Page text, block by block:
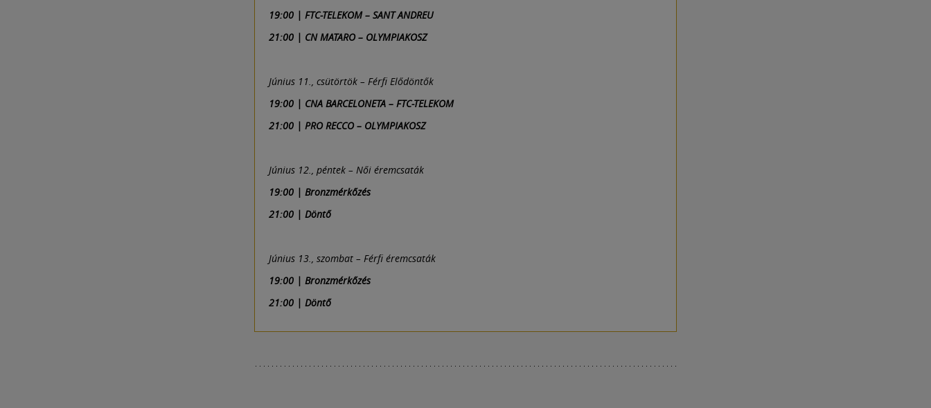
19:00 | FTC-TELEKOM – SANT ANDREU
21:00 | CN MATARO – OLYMPIAKOSZ
Június 11., csütörtök – Férfi Elődöntők
19:00 | CNA BARCELONETA – FTC-TELEKOM
21:00 | PRO RECCO – OLYMPIAKOSZ
Június 12., péntek – Női éremcsaták
19:00 | Bronzmérkőzés
21:00 | Döntő
Június 13., szombat – Férfi éremcsaták
19:00 | Bronzmérkőzés
21:00 | Döntő